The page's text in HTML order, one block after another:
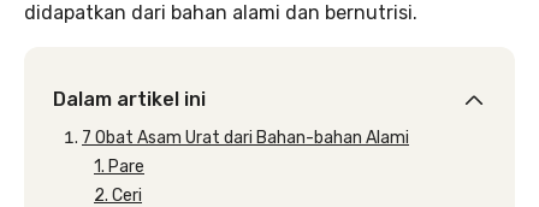
didapatkan dari bahan alami dan bernutrisi.
Dalam artikel ini
7 Obat Asam Urat dari Bahan-bahan Alami
1. Pare
2. Ceri